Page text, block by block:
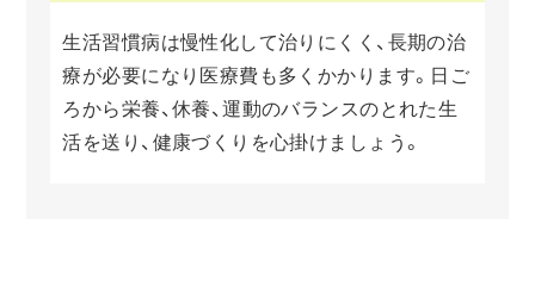
生活習慣病は慢性化して治りにくく、長期の治
療が必要になり医療費も多くかかります。日ご
ろから栄養、休養、運動のバランスのとれた生
活を送り、健康づくりを心掛けましょう。